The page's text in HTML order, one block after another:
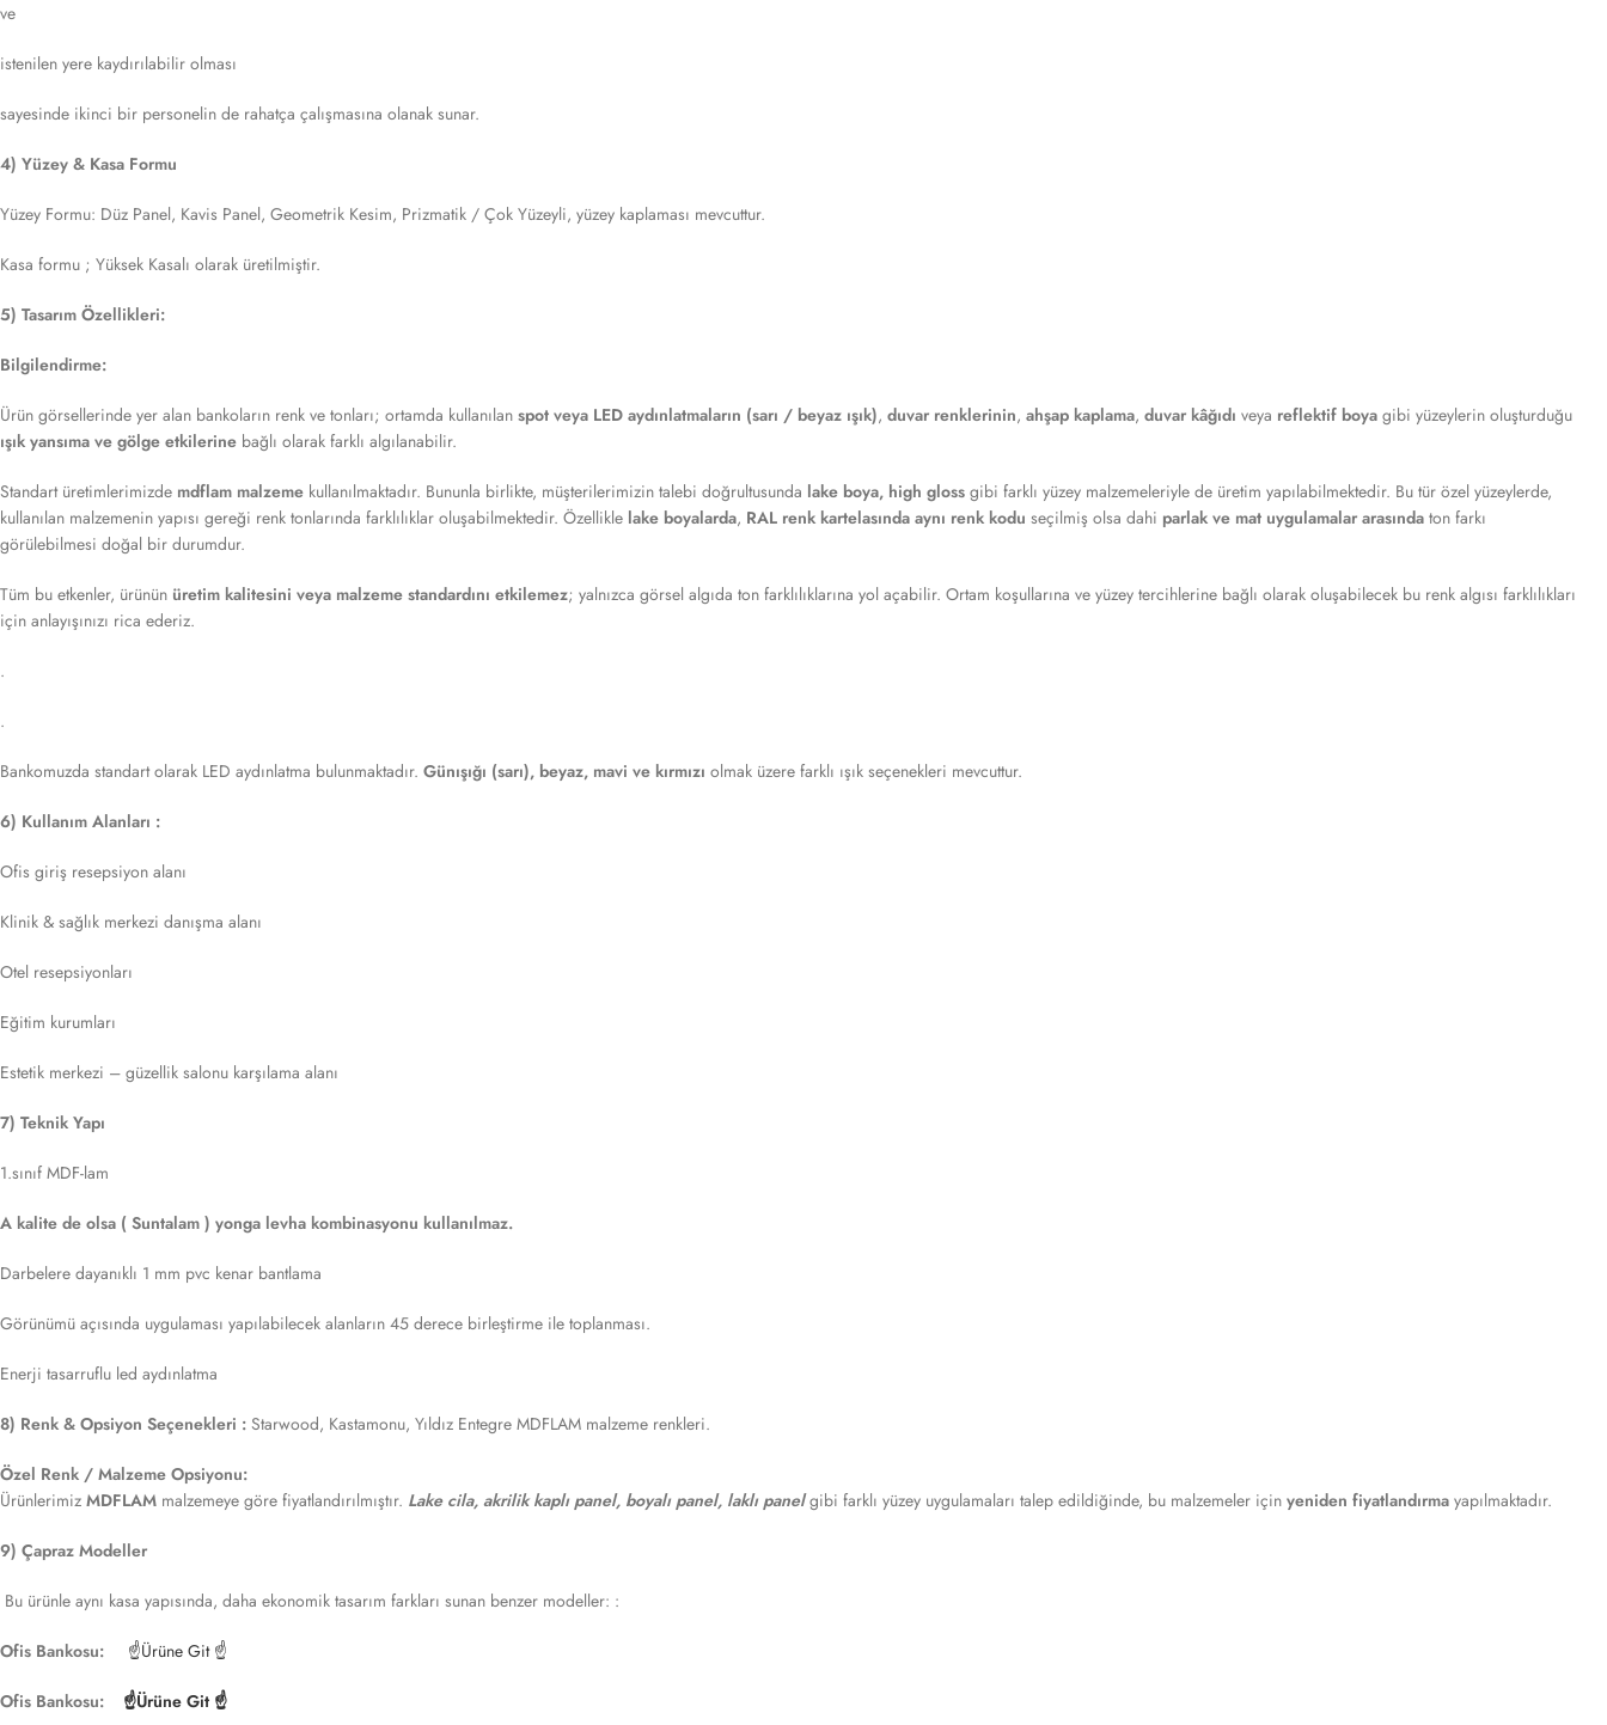
ve
istenilen yere kaydırılabilir olması
sayesinde ikinci bir personelin de rahatça çalışmasına olanak sunar.
4) Yüzey & Kasa Formu
Yüzey Formu: Düz Panel, Kavis Panel, Geometrik Kesim, Prizmatik / Çok Yüzeyli, yüzey kaplaması mevcuttur.
Kasa formu ; Yüksek Kasalı olarak üretilmiştir.
5) Tasarım Özellikleri:
Bilgilendirme:
Ürün görsellerinde yer alan bankoların renk ve tonları; ortamda kullanılan spot veya LED aydınlatmaların (sarı / beyaz ışık), duvar renklerinin, ahşap kaplama, duvar kâğıdı veya reflektif boya gibi yüzeylerin oluşturduğu
ışık yansıma ve gölge etkilerine bağlı olarak farklı algılanabilir.
Standart üretimlerimizde mdflam malzeme kullanılmaktadır. Bununla birlikte, müşterilerimizin talebi doğrultusunda lake boya, high gloss gibi farklı yüzey malzemeleriyle de üretim yapılabilmektedir. Bu tür özel yüzeylerde,
kullanılan malzemenin yapısı gereği renk tonlarında farklılıklar oluşabilmektedir. Özellikle lake boyalarda, RAL renk kartelasında aynı renk kodu seçilmiş olsa dahi parlak ve mat uygulamalar arasında ton farkı
görülebilmesi doğal bir durumdur.
Tüm bu etkenler, ürünün üretim kalitesini veya malzeme standardını etkilemez; yalnızca görsel algıda ton farklılıklarına yol açabilir. Ortam koşullarına ve yüzey tercihlerine bağlı olarak oluşabilecek bu renk algısı farklılıkları
için anlayışınızı rica ederiz.
.
.
Bankomuzda standart olarak LED aydınlatma bulunmaktadır. Günışığı (sarı), beyaz, mavi ve kırmızı olmak üzere farklı ışık seçenekleri mevcuttur.
6) Kullanım Alanları :
Ofis giriş resepsiyon alanı
Klinik & sağlık merkezi danışma alanı
Otel resepsiyonları
Eğitim kurumları
Estetik merkezi – güzellik salonu karşılama alanı
7) Teknik Yapı
1.sınıf MDF-lam
A kalite de olsa ( Suntalam ) yonga levha kombinasyonu kullanılmaz.
Darbelere dayanıklı 1 mm pvc kenar bantlama
Görünümü açısında uygulaması yapılabilecek alanların 45 derece birleştirme ile toplanması.
Enerji tasarruflu led aydınlatma
8) Renk & Opsiyon Seçenekleri : Starwood, Kastamonu, Yıldız Entegre MDFLAM malzeme renkleri.
Özel Renk / Malzeme Opsiyonu:
Ürünlerimiz MDFLAM malzemeye göre fiyatlandırılmıştır. Lake cila, akrilik kaplı panel, boyalı panel, laklı panel gibi farklı yüzey uygulamaları talep edildiğinde, bu malzemeler için yeniden fiyatlandırma yapılmaktadır.
9) Çapraz Modeller
Bu ürünle aynı kasa yapısında, daha ekonomik tasarım farkları sunan benzer modeller: :
Ofis Bankosu: ☝Ürüne Git ☝
Ofis Bankosu: ☝Ürüne Git ☝